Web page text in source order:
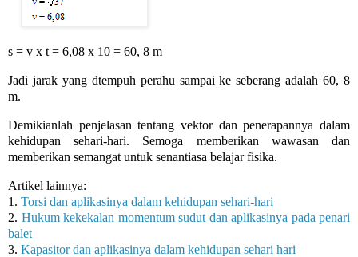
s = v x t = 6,08 x 10 = 60, 8 m
Jadi jarak yang dtempuh perahu sampai ke seberang adalah 60, 8
m.
Demikianlah penjelasan tentang vektor dan penerapannya dalam
kehidupan sehari-hari. Semoga memberikan wawasan dan
memberikan semangat untuk senantiasa belajar fisika.
Artikel lainnya:
1. Torsi dan aplikasinya dalam kehidupan sehari-hari
2. Hukum kekekalan momentum sudut dan aplikasinya pada penari
balet
3. Kapasitor dan aplikasinya dalam kehidupan sehari hari